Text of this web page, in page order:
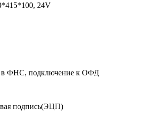
24V
в ФНС, подключение к ОФД
подпись(ЭЦП)